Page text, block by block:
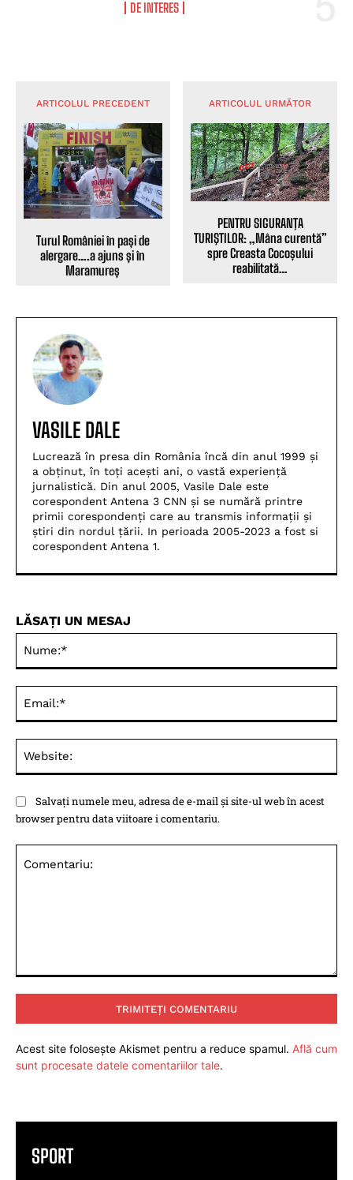
DE INTERES
ARTICOLUL PRECEDENT
Turul României în pași de
alergare….a ajuns și în
Maramureș
ARTICOLUL URMĂTOR
PENTRU SIGURANŢA
TURIŞTILOR: „Mâna curentă”
spre Creasta Cocoșului
reabilitată…
VASILE DALE
Lucrează în presa din România încă din anul 1999 și
a obținut, în toți acești ani, o vastă experiență
jurnalistică. Din anul 2005, Vasile Dale este
corespondent Antena 3 CNN și se numără printre
primii corespondenți care au transmis informații și
știri din nordul țării. In perioada 2005-2023 a fost si
corespondent Antena 1.
LĂSAȚI UN MESAJ
Salvați numele meu, adresa de e-mail și site-ul web în acest
browser pentru data viitoare i comentariu.
Acest site folosește Akismet pentru a reduce spamul. Află cum
sunt procesate datele comentariilor tale.
SPORT